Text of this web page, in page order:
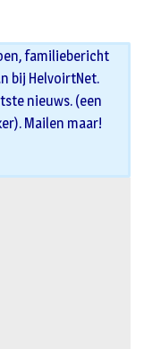
familiebericht
bij HelvoirtNet.
nieuws. (een
Mailen maar!